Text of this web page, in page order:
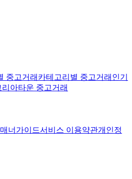
중고거래 카테고리별 중고거래 인기
리아타운 중고거래
매너가이드서비스 이용약관개인정